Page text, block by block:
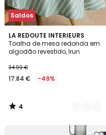
Saldos
LA REDOUTE INTERIEURS
Toalha de mesa redonda em
algodão revestido, Irun
34.99 €
17.84 € -49%
4
/
5
3
Cores
4
/